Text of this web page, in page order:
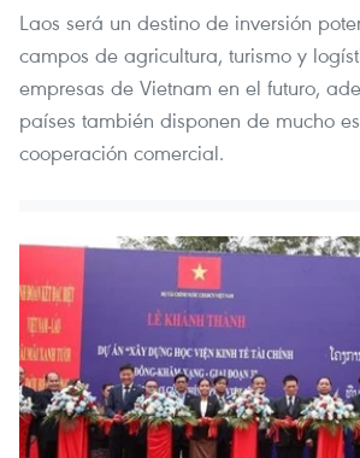
Laos será un destino de inversión
campos de agricultura, turismo y
empresas de Vietnam en el futuro,
países también disponen de mucho
cooperación comercial.